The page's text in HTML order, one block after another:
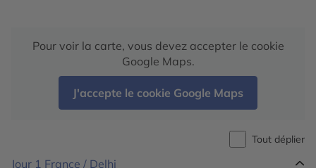
Pour voir la carte, vous devez accepter le cookie
Google Maps.
J'accepte le cookie Google Maps
Tout déplier
Jour 1 France / Delhi